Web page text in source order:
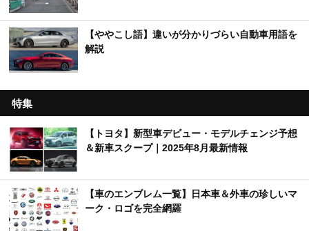
【ややこし語】違いが分かりづらい自動車用語を
解説
特集
【トヨタ】新型車デビュー・モデルチェンジ予想
＆新車スクープ｜2025年8月最新情報
【車のエンブレム一覧】日本車＆外車の珍しいマ
ーク・ロゴを完全網羅